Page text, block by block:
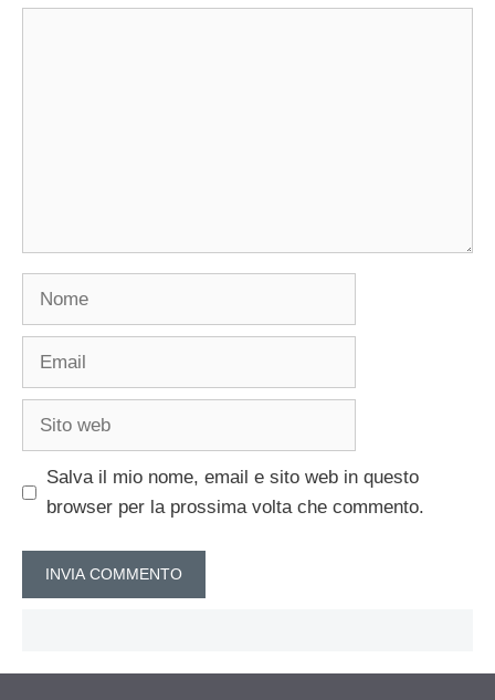
Nome
Email
Sito
Salva il mio nome, email e sito web in questo
browser per la prossima volta che commento.